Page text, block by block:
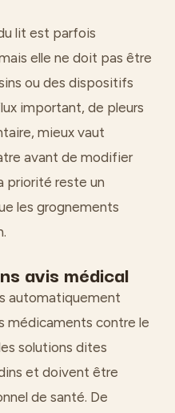
lit est parfois
elle ne doit pas être
ou des dispositifs
important, de pleurs
mieux vaut
avant de modifier
priorité reste un
les grognements
avis médical
automatiquement
médicaments contre le
solutions dites
et doivent être
de santé. De